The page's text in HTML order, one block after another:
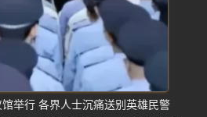
举行 各界人士沉痛送别英雄民警